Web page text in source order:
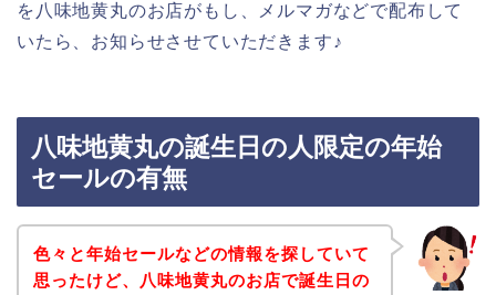
を八味地黄丸のお店がもし、メルマガなどで配布して
いたら、お知らせさせていただきます♪
八味地黄丸の誕生日の人限定の年始
セールの有無
色々と年始セールなどの情報を探していて
思ったけど、八味地黄丸のお店で誕生日の